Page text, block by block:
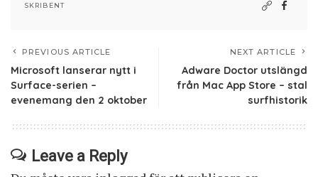
SKRIBENT
PREVIOUS ARTICLE
Microsoft lanserar nytt i
Surface-serien –
evenemang den 2 oktober
NEXT ARTICLE
Adware Doctor utslängd
från Mac App Store – stal
surfhistorik
Leave a Reply